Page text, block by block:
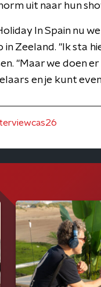
uit naar hun
In Spain nu
in Zeeland. "Ik sta
"Maar we doen
en je kunt